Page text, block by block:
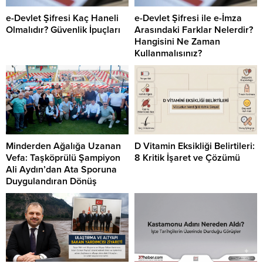
e-Devlet Şifresi Kaç Haneli
Olmalıdır? Güvenlik İpuçları
e-Devlet Şifresi ile e-İmza
Arasındaki Farklar Nelerdir?
Hangisini Ne Zaman
Kullanmalısınız?
Minderden Ağalığa Uzanan
Vefa: Taşköprülü Şampiyon
Ali Aydın’dan Ata Sporuna
Duygulandıran Dönüş
D Vitamin Eksikliği Belirtileri:
8 Kritik İşaret ve Çözümü